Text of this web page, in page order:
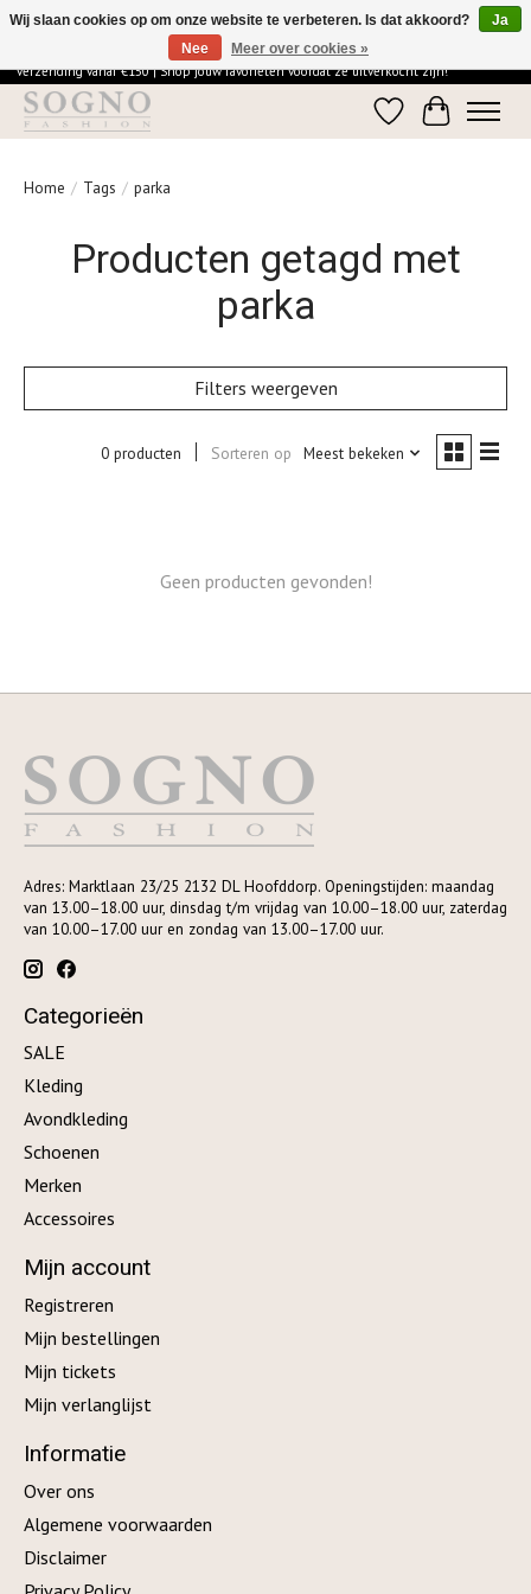
Ontdek de elegantie van SOGNO Fashion | Vandaag besteld = morgen in huis | Gratis
verzending vanaf €150 | Shop jouw favorieten voordat ze uitverkocht zijn!
Verlanglijst
Home / Tags / parka
Producten getagd met
parka
Filters weergeven
0 producten Sorteren op Meest bekeken
Geen producten gevonden!
Adres: Marktlaan 23/25 2132 DL Hoofddorp. Openingstijden: maandag
van 13.00–18.00 uur, dinsdag t/m vrijdag van 10.00–18.00 uur, zaterdag
van 10.00–17.00 uur en zondag van 13.00–17.00 uur.
Categorieën
SALE
Kleding
Avondkleding
Schoenen
Merken
Accessoires
Mijn account
Registreren
Mijn bestellingen
Mijn tickets
Mijn verlanglijst
Informatie
Over ons
Algemene voorwaarden
Disclaimer
Wij slaan cookies op om onze website te verbeteren. Is dat akkoord?
Ja
Nee
Meer over cookies »